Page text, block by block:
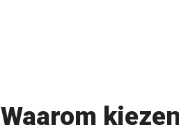
Waarom